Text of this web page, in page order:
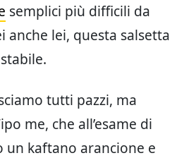
semplici più difficili da
anche lei, questa salsetta
tutti pazzi, ma
me, che all’esame di
un kaftano arancione e